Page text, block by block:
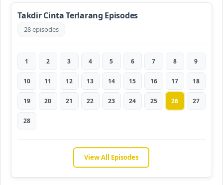
Takdir Cinta Terlarang Episodes
28 episodes
1 2 3 4 5 6 7 8 9
10 11 12 13 14 15 16 17 18
19 20 21 22 23 24 25 26 27
28
View All Episodes